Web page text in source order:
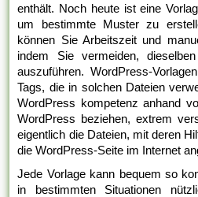
enthält. Noch heute ist eine
um bestimmte Muster zu
können Sie Arbeitszeit und
indem Sie vermeiden,
auszuführen. WordPress-
Tags, die in solchen Dateien
WordPress kompetenz anhand
WordPress beziehen, extrem
eigentlich die Dateien, mit deren
die WordPress-Seite im Internet
Jede Vorlage kann bequem so
in bestimmten Situationen